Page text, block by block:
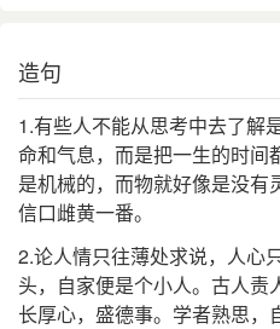
造句
1.有些人不能从思考中去了解
命和气息，而是把一生的时间
是机械的，而物就好像是没
信口雌黄一番。
2.论人情只往薄处求说，人心
头，自家便是个小人。古人责
长厚心，盛德事。学者熟思，